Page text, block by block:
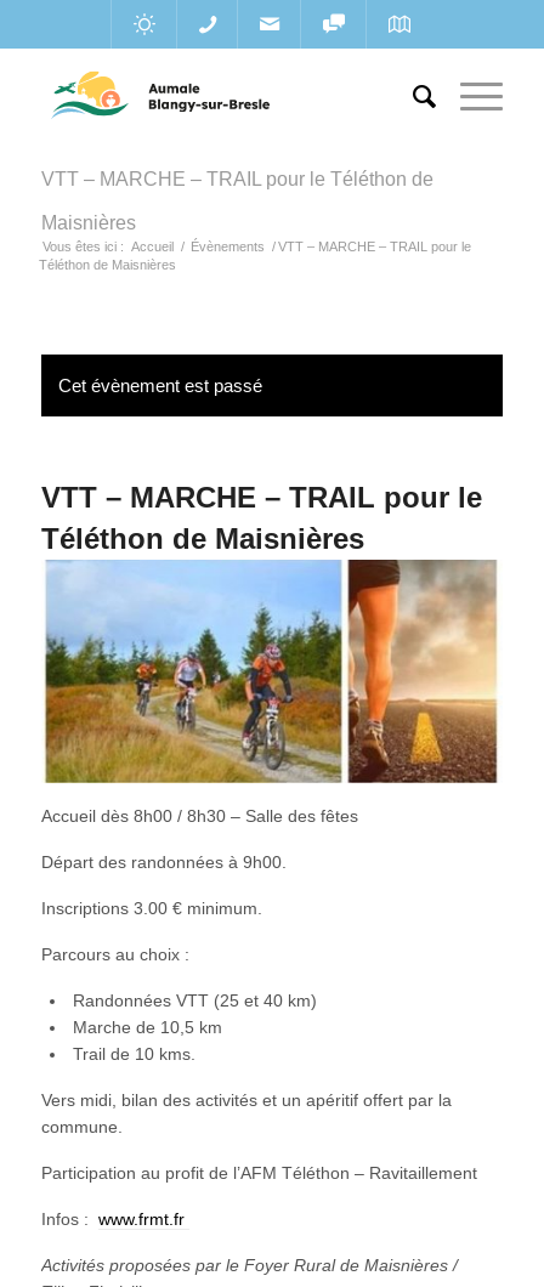
VTT – MARCHE – TRAIL pour le Téléthon de
Maisnières
Vous êtes ici : Accueil / Évènements / VTT – MARCHE – TRAIL pour le
Téléthon de Maisnières
Cet évènement est passé
VTT – MARCHE – TRAIL pour le
Téléthon de Maisnières
Accueil dès 8h00 / 8h30 – Salle des fêtes
Départ des randonnées à 9h00.
Inscriptions 3.00 € minimum.
Parcours au choix :
Randonnées VTT (25 et 40 km)
Marche de 10,5 km
Trail de 10 kms.
Vers midi, bilan des activités et un apéritif offert par la
commune.
Participation au profit de l’AFM Téléthon – Ravitaillement
Infos : www.frmt.fr
Activités proposées par le Foyer Rural de Maisnières /